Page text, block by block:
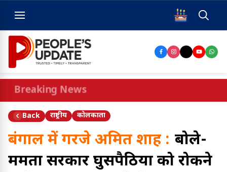
Breaking News
Back राष्ट्रीय कोलकाता
बंगाल में गरजे अमित शाह : बोले-
ममता सरकार घुसपैठियों को रोकने